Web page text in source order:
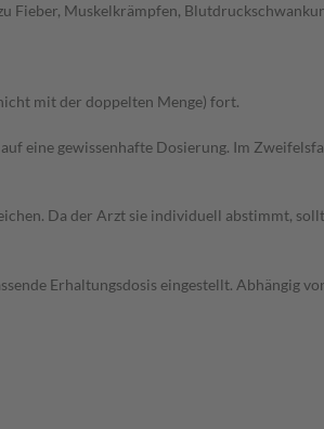
Muskelkrämpfen,
mit der doppelten Menge) fort.
eine gewissenhafte Dosierung. Im
Da der Arzt sie individuell abstimmt,
Erhaltungsdosis eingestellt. Abhängig